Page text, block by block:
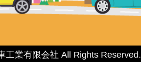
工業有限会社 All Rights Reserved.